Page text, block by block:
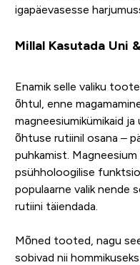
igapäevasesse
Millal Kasutada Uni
Enamik selle valiku
õhtul, enne
magneesiumikümikaid
õhtuse rutiinil osana –
puhkamist. Magneesium
psühholoogilise
populaarne valik nende
rutiini täiendada.
Mõned tooted, nagu
sobivad nii